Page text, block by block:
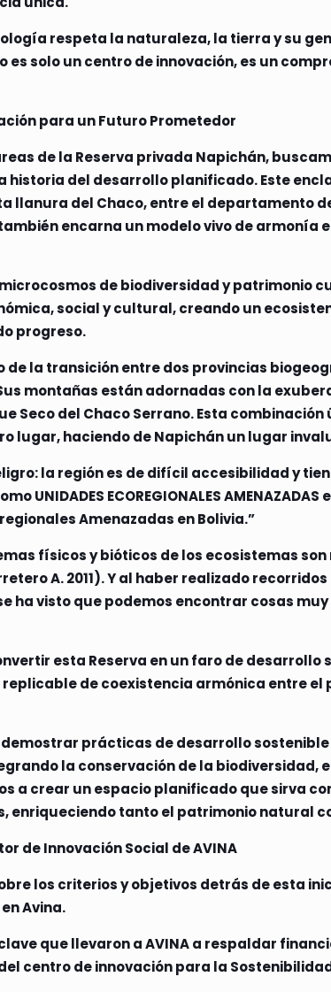
respeta la naturaleza, la tierra y su
es solo un centro de innovación, es un
para un Futuro Prometedor
de la Reserva privada Napichán,
historia del desarrollo planificado. Este
llanura del Chaco, entre el departamento
encarna un modelo vivo de
de biodiversidad y patrimonio
social y cultural, creando un
progreso.
la transición entre dos provincias
montañas están adornadas con la
Seco del Chaco Serrano. Esta
lugar, haciendo de Napichán un lugar
la región es de difícil accesibilidad y
ECOREGIONALES
Amenazadas en Bolivia.”
físicos y bióticos de los ecosistemas
A. 2011). Y al haber realizado
visto que podemos encontrar cosas
esta Reserva en un faro de
de coexistencia armónica entre el
prácticas de desarrollo
la conservación de la biodiversidad,
a crear un espacio planificado que sirva
enriqueciendo tanto el patrimonio natural
de Innovación Social de AVINA
los criterios y objetivos detrás de esta
Avina.
que llevaron a AVINA a respaldar
centro de innovación para la